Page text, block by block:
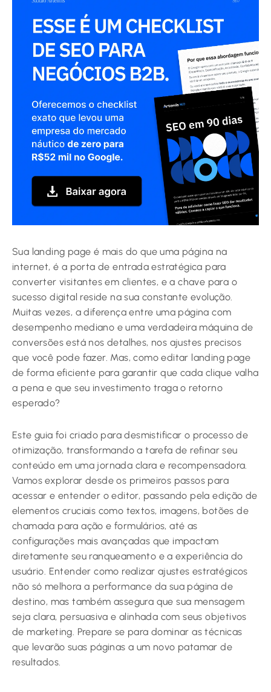
Sua landing page é mais do que uma página na
internet, é a porta de entrada estratégica para
converter visitantes em clientes, e a chave para o
sucesso digital reside na sua constante evolução.
Muitas vezes, a diferença entre uma página com
desempenho mediano e uma verdadeira máquina de
conversões está nos detalhes, nos ajustes precisos
que você pode fazer. Mas, como editar landing page
de forma eficiente para garantir que cada clique valha
a pena e que seu investimento traga o retorno
esperado?
Este guia foi criado para desmistificar o processo de
otimização, transformando a tarefa de refinar seu
conteúdo em uma jornada clara e recompensadora.
Vamos explorar desde os primeiros passos para
acessar e entender o editor, passando pela edição de
elementos cruciais como textos, imagens, botões de
chamada para ação e formulários, até as
configurações mais avançadas que impactam
diretamente seu ranqueamento e a experiência do
usuário. Entender como realizar ajustes estratégicos
não só melhora a performance da sua página de
destino, mas também assegura que sua mensagem
seja clara, persuasiva e alinhada com seus objetivos
de marketing. Prepare se para dominar as técnicas
que levarão suas páginas a um novo patamar de
resultados.